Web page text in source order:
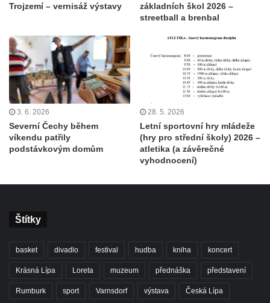
Trojzemí – vernisáž výstavy
základních škol 2026 –
streetball a brenbal
3. 6. 2026
Severní Čechy během
víkendu patřily
podstávkovým domům
28. 5. 2026
Letní sportovní hry mládeže
(hry pro střední školy) 2026 –
atletika (a závěrečné
vyhodnocení)
Štítky
basket divadlo festival hudba kniha koncert
Krásná Lípa Loreta muzeum přednáška představení
Rumburk sport Varnsdorf výstava Česká Lípa